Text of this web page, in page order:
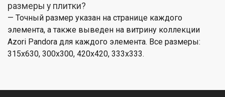
размеры у плитки?
— Точный размер указан на странице каждого
элемента, а также выведен на витрину коллекции
Azori Pandora для каждого элемента. Все размеры:
315x630, 300x300, 420x420, 333x333.